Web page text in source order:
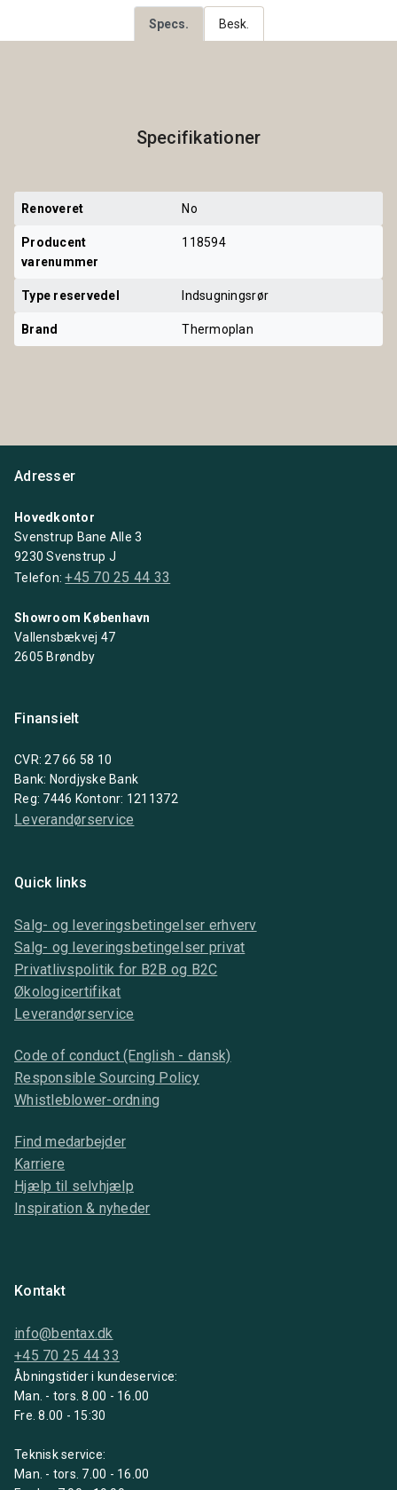
Specs. Besk.
Specifikationer
Renoveret No
Producent
varenummer
118594
Type reservedel Indsugningsrør
Brand Thermoplan
Adresser
Hovedkontor
Svenstrup Bane Alle 3
9230 Svenstrup J
Telefon:+45 70 25 44 33
Showroom København
Vallensbækvej 47
2605 Brøndby
Finansielt
CVR: 27 66 58 10
Bank: Nordjyske Bank
Reg: 7446 Kontonr: 1211372
Leverandørservice
Quick links
Salg- og leveringsbetingelser erhverv
Salg- og leveringsbetingelser privat
Privatlivspolitik for B2B og B2C
Økologicertifikat
Leverandørservice
Code of conduct (English - dansk)
Responsible Sourcing Policy
Whistleblower-ordning
Find medarbejder
Karriere
Hjælp til selvhjælp
Inspiration & nyheder
Kontakt
info@bentax.dk
+45 70 25 44 33
Åbningstider i kundeservice:
Man. - tors. 8.00 - 16.00
Fre. 8.00 - 15:30
Teknisk service:
Man. - tors. 7.00 - 16.00